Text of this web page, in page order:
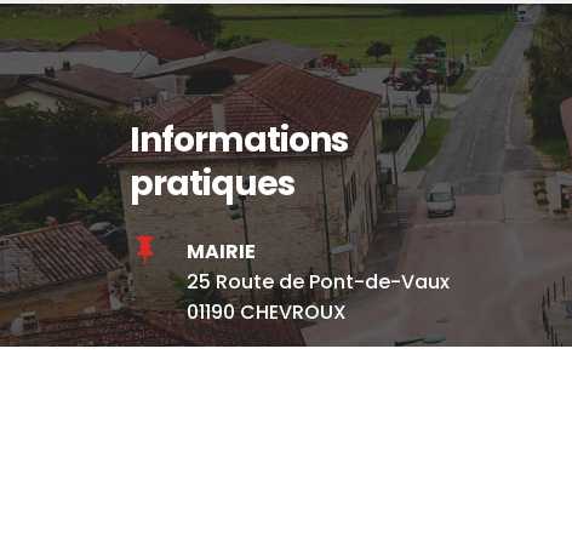
Informations
pratiques

MAIRIE
25 Route de Pont-de-Vaux
01190 CHEVROUX